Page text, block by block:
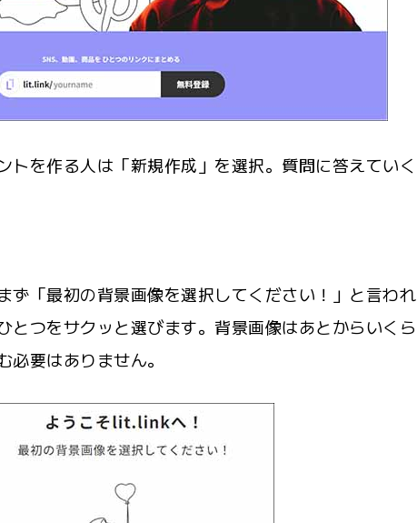
を作る人は「新規作成」を選択。質問に答えていく
ず「最初の背景画像を選択してください！」と言われ
とつをサクッと選びます。背景画像はあとからいくら
要はありません。